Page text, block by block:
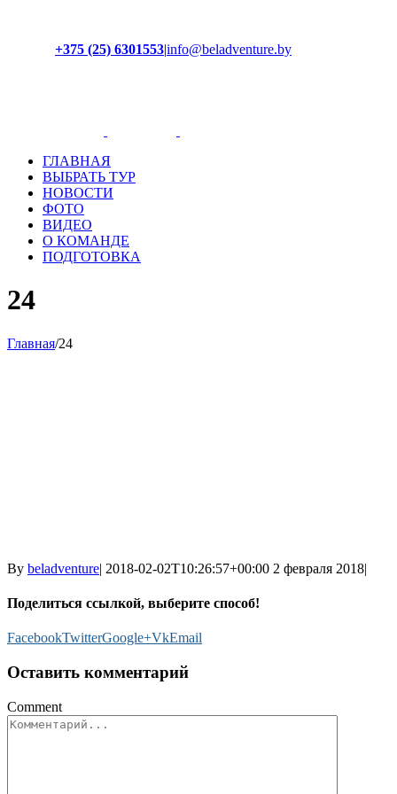
+375 (25) 6301553|info@beladventure.by
ГЛАВНАЯ
ВЫБРАТЬ ТУР
НОВОСТИ
ФОТО
ВИДЕО
О КОМАНДЕ
ПОДГОТОВКА
24
Главная/24
By beladventure| 2018-02-02T10:26:57+00:00 2 февраля 2018|
Поделиться ссылкой, выберите способ!
FacebookTwitterGoogle+VkEmail
Оставить комментарий
Comment